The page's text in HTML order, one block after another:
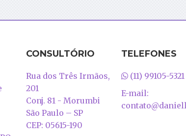
CONSULTÓRIO
Rua dos Três Irmãos,
201
Conj. 81 - Morumbi
São Paulo – SP
CEP: 05615-190
TELEFONES
(11) 99105-5321
E-mail: